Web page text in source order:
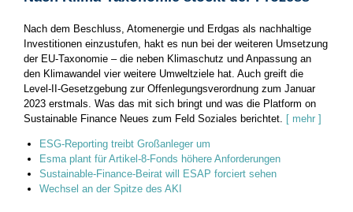
Nach dem Beschluss, Atomenergie und Erdgas als nachhaltige
Investitionen einzustufen, hakt es nun bei der weiteren Umsetzung
der EU-Taxonomie – die neben Klimaschutz und Anpassung an
den Klimawandel vier weitere Umweltziele hat. Auch greift die
Level-II-Gesetzgebung zur Offenlegungsverordnung zum Januar
2023 erstmals. Was das mit sich bringt und was die Platform on
Sustainable Finance Neues zum Feld Soziales berichtet. [ mehr ]
ESG-Reporting treibt Großanleger um
Esma plant für Artikel-8-Fonds höhere Anforderungen
Sustainable-Finance-Beirat will ESAP forciert sehen
Wechsel an der Spitze des AKI